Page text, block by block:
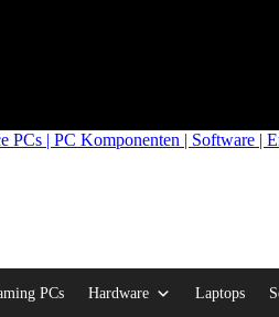
PCs | PC Komponenten | Software |
PCs Hardware Laptops